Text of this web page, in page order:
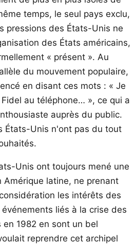
temps, le seul pays exclu,
pressions des États-Unis ne
des États américains,
« présent ». Au
du mouvement populaire,
en disant ces mots : « Je
au téléphone… », ce qui a
auprès du public.
États-Unis n'ont pas du tout
Unis ont toujours mené une
Amérique latine, ne prenant
les intérêts des
liés à la crise des
1982 en sont un bel
reprendre cet archipel